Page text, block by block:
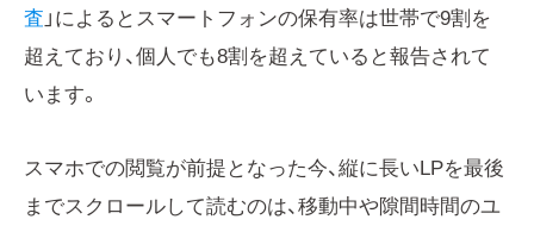
査 」によるとスマートフォンの保有率は世帯で9割を
超えており、個人でも8割を超えていると報告されて
います。
スマホでの閲覧が前提となった今、縦に長いLPを最後
までスクロールして読むのは、移動中や隙間時間のユ